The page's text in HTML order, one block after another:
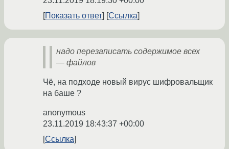
Показать ответ
Ссылка
надо перезаписать содержимое всех
— файлов
Чё, на подходе новый вирус шифровальщик
на баше ?
anonymous
23.11.2019 18:43:37 +00:00
Ссылка